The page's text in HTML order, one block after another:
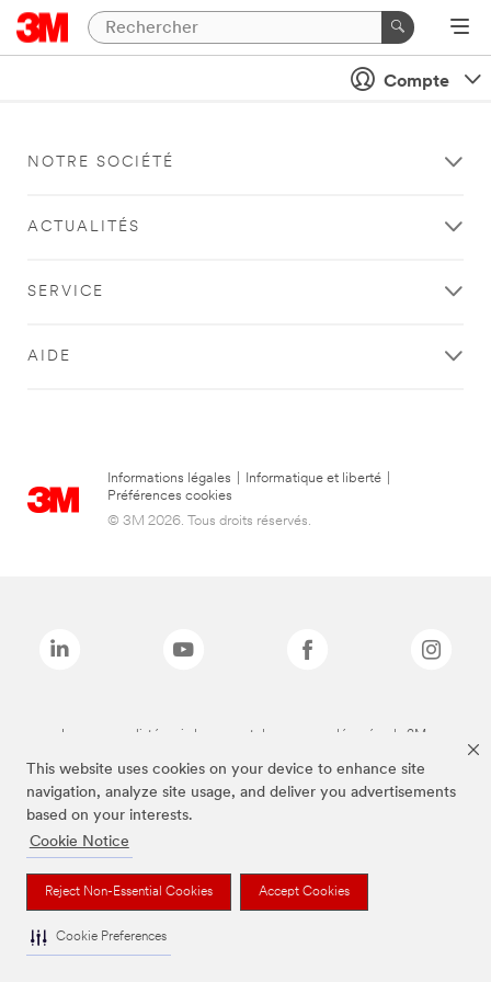
This website uses cookies on your device to enhance site
navigation, analyze site usage, and deliver you advertisements
based on your interests.
Cookie Notice
Reject Non-Essential Cookies Accept Cookies
Cookie Preferences
Compte
NOTRE SOCIÉTÉ
ACTUALITÉS
SERVICE
AIDE
Informations légales Informatique et liberté
Préférences cookies
© 3M 2026. Tous droits réservés.
Les marques listées ci-dessus sont des marques déposées de 3M.